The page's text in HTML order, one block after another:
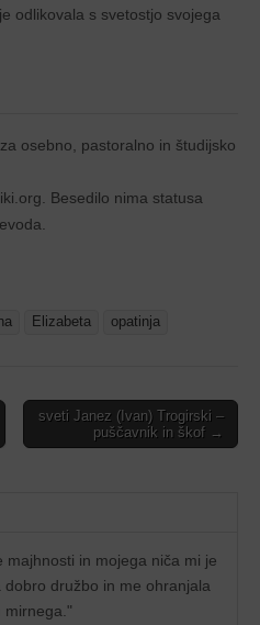
odlikovala s svetostjo svojega
osebno, pastoralno in študijsko
Besedilo nima statusa
Elizabeta opatinja
sveti Janez (Ivan) Trogirski –
puščavnik in škof →
majhnosti in mojega niča mi je
dobro družbo in me ohranjala
mirnega."